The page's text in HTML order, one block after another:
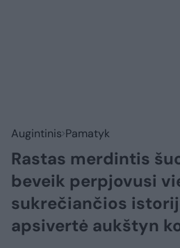
Augintinis Pamatyk
Rastas merdintis
beveik perpjovusi
sukrečiančios
apsivertė aukštyn